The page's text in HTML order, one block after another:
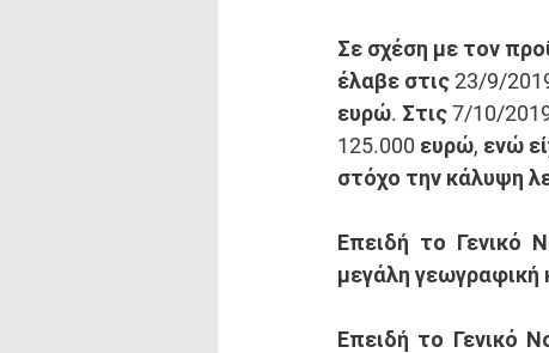
Σε σχέση με τον
έλαβε στις 23/9/
ευρώ. Στις 7/10/
125.000 ευρώ, ενώ
στόχο την κάλυψη
Επειδή το Γενικό
μεγάλη γεωγραφική
Επειδή το Γενικό